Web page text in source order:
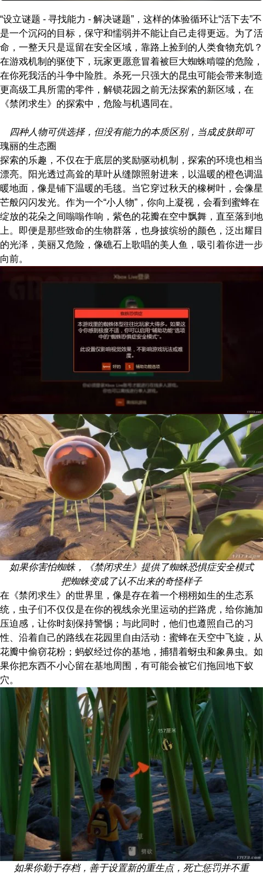
负黑曜石牌子的声望。经过两年的精心迭
代扩充，《禁闭求生》1.0版已经具备足够
多的探索内容，可以支撑几十个小时的游
戏时间，无论是一个人独行还是两三个好
友共度，都会是不错的生存体验。
“设立谜题 - 寻找能力 - 解决谜题”，这样的体验循环让“活下去”不
是一个沉闷的目标，保守和懦弱并不能让自己走得更远。为了活
命，一整天只是逗留在安全区域，靠路上捡到的人类食物充饥？
在游戏机制的驱使下，玩家更愿意冒着被巨大蜘蛛啃噬的危险，
在你死我活的斗争中险胜。杀死一只强大的昆虫可能会带来制造
更高级工具所需的零件，解锁花园之前无法探索的新区域，在
《禁闭求生》的探索中，危险与机遇同在。
四种人物可供选择，但没有能力的本质区别，当成皮肤即可
瑰丽的生态圈
探索的乐趣，不仅在于底层的奖励驱动机制，探索的环境也相当
漂亮。阳光透过高耸的草叶从缝隙照射进来，以温暖的橙色调温
暖地面，像是铺下温暖的毛毯。当它穿过秋天的橡树叶，会像星
芒般闪闪发光。作为一个“小人物”，你向上凝视，会看到蜜蜂在
绽放的花朵之间嗡嗡作响，紫色的花瓣在空中飘舞，直至落到地
上。即便是那些致命的生物群落，也身披缤纷的颜色，泛出耀目
的光泽，美丽又危险，像礁石上歌唱的美人鱼，吸引着你进一步
向前。
如果你害怕蜘蛛，《禁闭求生》提供了蜘蛛恐惧症安全模式
把蜘蛛变成了认不出来的奇怪样子
在《禁闭求生》的世界里，像是存在着一个栩栩如生的生态系
统，虫子们不仅仅是在你的视线余光里运动的拦路虎，给你施加
压迫感，让你时刻保持警惕；与此同时，他们也遵照自己的习
性、沿着自己的路线在花园里自由活动：蜜蜂在天空中飞旋，从
花瓣中偷窃花粉；蚂蚁经过你的基地，捕猎着蚜虫和象鼻虫。如
果你把东西不小心留在基地周围，有可能会被它们拖回地下蚁
穴。
如果你勤于存档，善于设置新的重生点，死亡惩罚并不重